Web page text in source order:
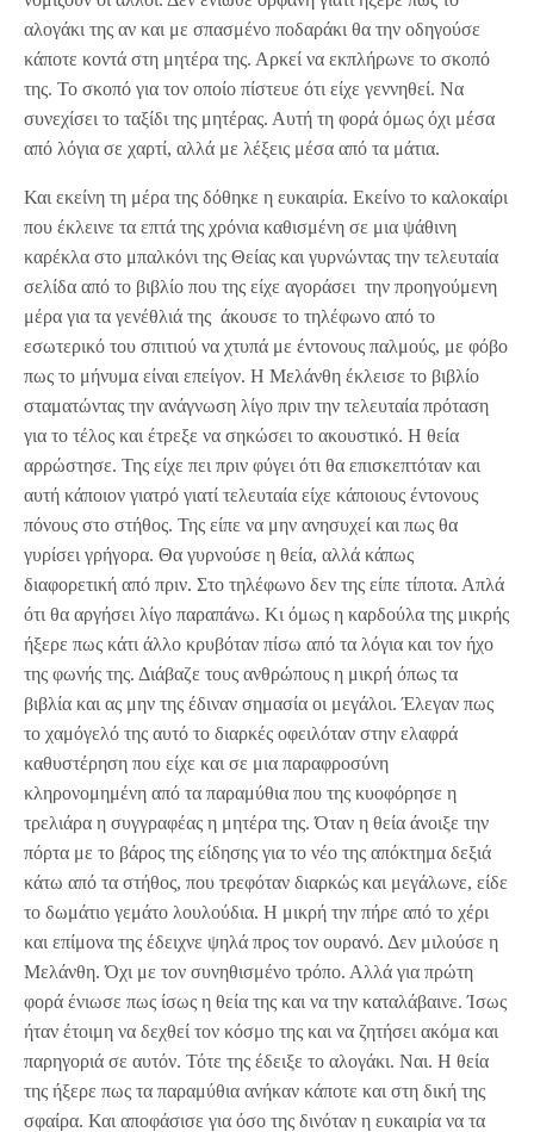
αλογάκι της αν και με σπασμένο ποδαράκι θα την οδηγούσε
κάποτε κοντά στη μητέρα της. Αρκεί να εκπλήρωνε το σκοπό
της. Το σκοπό για τον οποίο πίστευε ότι είχε γεννηθεί. Να
συνεχίσει το ταξίδι της μητέρας. Αυτή τη φορά όμως όχι μέσα
από λόγια σε χαρτί, αλλά με λέξεις μέσα από τα μάτια.
Και εκείνη τη μέρα της δόθηκε η ευκαιρία. Εκείνο το καλοκαίρι
που έκλεινε τα επτά της χρόνια καθισμένη σε μια ψάθινη
καρέκλα στο μπαλκόνι της Θείας και γυρνώντας την τελευταία
σελίδα από το βιβλίο που της είχε αγοράσει την προηγούμενη
μέρα για τα γενέθλιά της άκουσε το τηλέφωνο από το
εσωτερικό του σπιτιού να χτυπά με έντονους παλμούς, με φόβο
πως το μήνυμα είναι επείγον. Η Μελάνθη έκλεισε το βιβλίο
σταματώντας την ανάγνωση λίγο πριν την τελευταία πρόταση
για το τέλος και έτρεξε να σηκώσει το ακουστικό. Η θεία
αρρώστησε. Της είχε πει πριν φύγει ότι θα επισκεπτόταν και
αυτή κάποιον γιατρό γιατί τελευταία είχε κάποιους έντονους
πόνους στο στήθος. Της είπε να μην ανησυχεί και πως θα
γυρίσει γρήγορα. Θα γυρνούσε η θεία, αλλά κάπως
διαφορετική από πριν. Στο τηλέφωνο δεν της είπε τίποτα. Απλά
ότι θα αργήσει λίγο παραπάνω. Κι όμως η καρδούλα της μικρής
ήξερε πως κάτι άλλο κρυβόταν πίσω από τα λόγια και τον ήχο
της φωνής της. Διάβαζε τους ανθρώπους η μικρή όπως τα
βιβλία και ας μην της έδιναν σημασία οι μεγάλοι. Έλεγαν πως
το χαμόγελό της αυτό το διαρκές οφειλόταν στην ελαφρά
καθυστέρηση που είχε και σε μια παραφροσύνη
κληρονομημένη από τα παραμύθια που της κυοφόρησε η
τρελιάρα η συγγραφέας η μητέρα της. Όταν η θεία άνοιξε την
πόρτα με το βάρος της είδησης για το νέο της απόκτημα δεξιά
κάτω από τα στήθος, που τρεφόταν διαρκώς και μεγάλωνε, είδε
το δωμάτιο γεμάτο λουλούδια. Η μικρή την πήρε από το χέρι
και επίμονα της έδειχνε ψηλά προς τον ουρανό. Δεν μιλούσε η
Μελάνθη. Όχι με τον συνηθισμένο τρόπο. Αλλά για πρώτη
φορά ένιωσε πως ίσως η θεία της και να την καταλάβαινε. Ίσως
ήταν έτοιμη να δεχθεί τον κόσμο της και να ζητήσει ακόμα και
παρηγοριά σε αυτόν. Τότε της έδειξε το αλογάκι. Ναι. Η θεία
της ήξερε πως τα παραμύθια ανήκαν κάποτε και στη δική της
σφαίρα. Και αποφάσισε για όσο της δινόταν η ευκαιρία να τα